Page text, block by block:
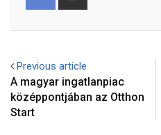
Previous article
A magyar ingatlanpiac
középpontjában az Otthon
Start